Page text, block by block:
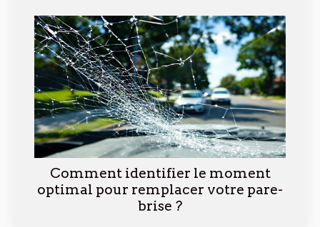
Comment identifier le moment
optimal pour remplacer votre pare-
brise ?